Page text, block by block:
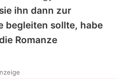
ihn dann zur
begleiten sollte, habe
Romanze